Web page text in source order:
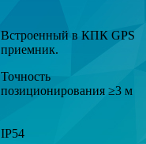
Встроенный в КПК GPS
приемник.
Точность
позиционирования ≥3 м
IР54